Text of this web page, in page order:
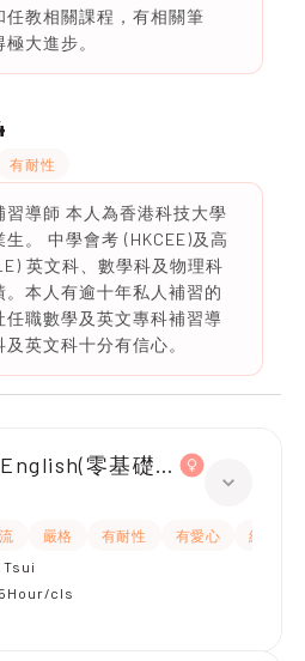
任教相關課程，有相關筆
大進步。
有耐性
習導師 本人為香港科技大學
。 中學會考 (HKCEE)及高
英文科、數學科及物理科
本人有逾十年私人補習的
任職數學及英文專科補習導
英文科十分有信心。
零基礎, 會話)
嚴格 有耐性 有愛心
細心
Tsui
cls